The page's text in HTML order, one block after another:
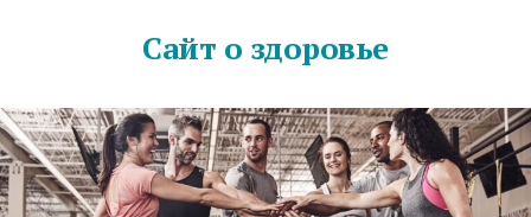
Сайт о здоровье